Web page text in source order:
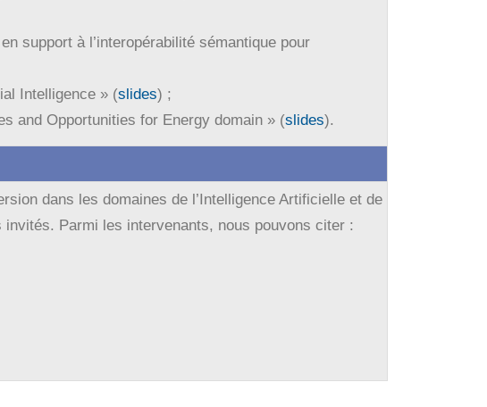
support à l’interopérabilité sémantique pour
Intelligence » (slides) ;
and Opportunities for Energy domain » (slides).
dans les domaines de l’Intelligence Artificielle et de
Parmi les intervenants, nous pouvons citer :